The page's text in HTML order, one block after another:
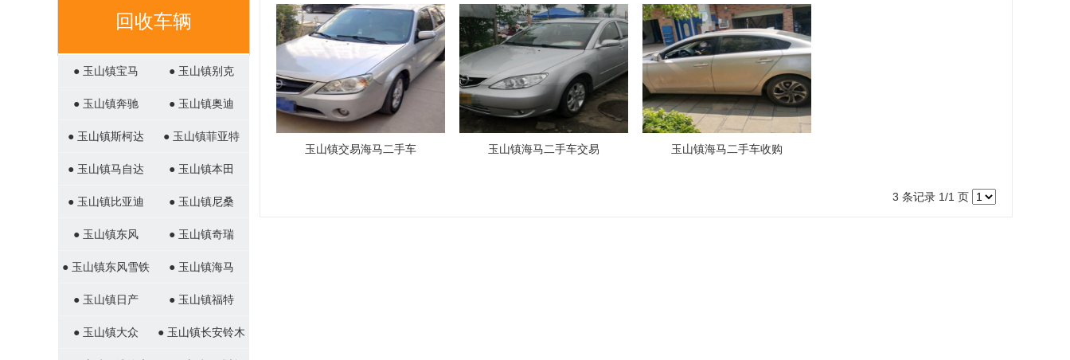
回收车辆
● 玉山镇宝马 ● 玉山镇别克
● 玉山镇奔驰 ● 玉山镇奥迪
● 玉山镇斯柯达 ● 玉山镇菲亚特
● 玉山镇马自达 ● 玉山镇本田
● 玉山镇比亚迪 ● 玉山镇尼桑
● 玉山镇东风 ● 玉山镇奇瑞
● 玉山镇东风雪铁
龙
● 玉山镇海马
● 玉山镇日产 ● 玉山镇福特
● 玉山镇大众 ● 玉山镇长安铃木
玉山镇交易海马二手车 玉山镇海马二手车交易 玉山镇海马二手车收购
3 条记录 1/1 页